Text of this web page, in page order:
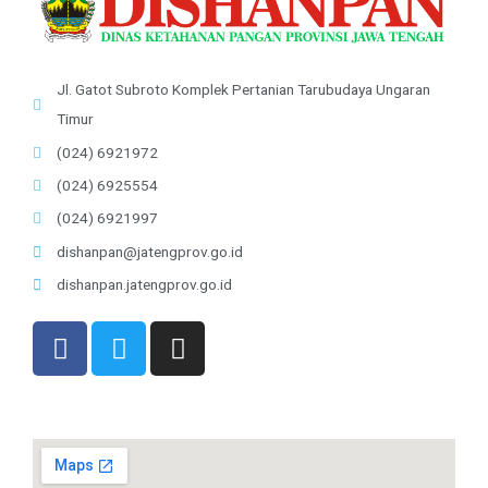
Jl. Gatot Subroto Komplek Pertanian Tarubudaya Ungaran
Timur
(024) 6921972
(024) 6925554
(024) 6921997
dishanpan@jatengprov.go.id
dishanpan.jatengprov.go.id
F
a
b
o
T
w
t
I
n
a